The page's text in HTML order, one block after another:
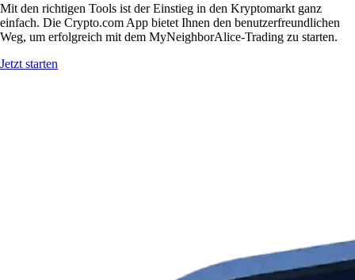
Mit den richtigen Tools ist der Einstieg in den Kryptomarkt ganz
einfach. Die Crypto.com App bietet Ihnen den benutzerfreundlichen
Weg, um erfolgreich mit dem MyNeighborAlice-Trading zu starten.
Jetzt starten